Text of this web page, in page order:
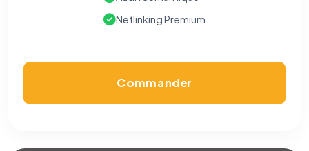
Netlinking Premium
Commander